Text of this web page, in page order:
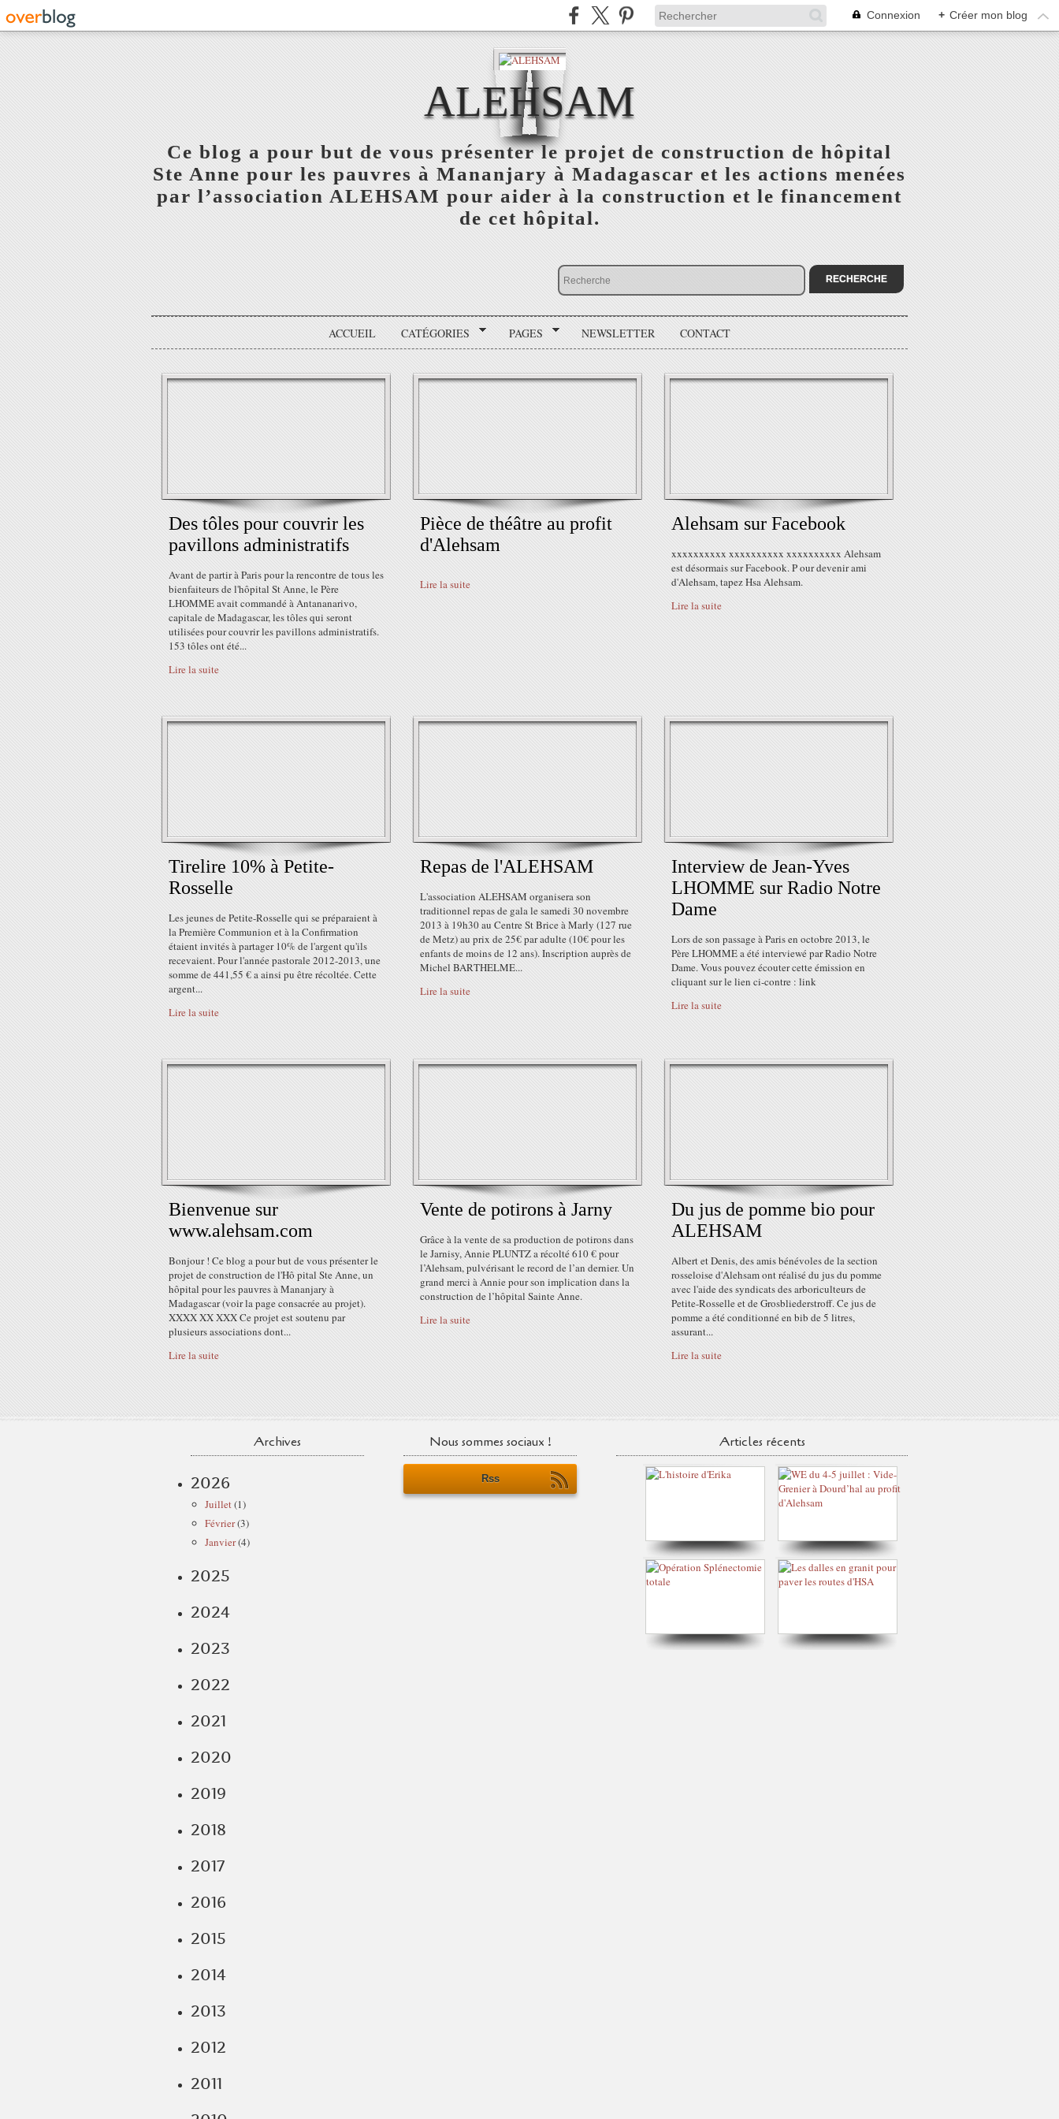
Connexion + Créer mon blog
ALEHSAM
Ce blog a pour but de vous présenter le projet de construction de hôpital
Ste Anne pour les pauvres à Mananjary à Madagascar et les actions menées
par l’association ALEHSAM pour aider à la construction et le financement
de cet hôpital.
ACCUEIL CATÉGORIES PAGES NEWSLETTER CONTACT
Des tôles pour couvrir les
pavillons administratifs
Avant de partir à Paris pour la rencontre de tous les
bienfaiteurs de l'hôpital St Anne, le Père
LHOMME avait commandé à Antananarivo,
capitale de Madagascar, les tôles qui seront
utilisées pour couvrir les pavillons administratifs.
153 tôles ont été...
Lire la suite
Pièce de théâtre au profit
d'Alehsam
Lire la suite
Alehsam sur Facebook
xxxxxxxxxx xxxxxxxxxx xxxxxxxxxx Alehsam
est désormais sur Facebook. P our devenir ami
d'Alehsam, tapez Hsa Alehsam.
Lire la suite
Tirelire 10% à Petite-
Rosselle
Les jeunes de Petite-Rosselle qui se préparaient à
la Première Communion et à la Confirmation
étaient invités à partager 10% de l'argent qu'ils
recevaient. Pour l'année pastorale 2012-2013, une
somme de 441,55 € a ainsi pu être récoltée. Cette
argent...
Lire la suite
Repas de l'ALEHSAM
L'association ALEHSAM organisera son
traditionnel repas de gala le samedi 30 novembre
2013 à 19h30 au Centre St Brice à Marly (127 rue
de Metz) au prix de 25€ par adulte (10€ pour les
enfants de moins de 12 ans). Inscription auprès de
Michel BARTHELME...
Lire la suite
Interview de Jean-Yves
LHOMME sur Radio Notre
Dame
Lors de son passage à Paris en octobre 2013, le
Père LHOMME a été interviewé par Radio Notre
Dame. Vous pouvez écouter cette émission en
cliquant sur le lien ci-contre : link
Lire la suite
Bienvenue sur
www.alehsam.com
Bonjour ! Ce blog a pour but de vous présenter le
projet de construction de l'Hô pital Ste Anne, un
hôpital pour les pauvres à Mananjary à
Madagascar (voir la page consacrée au projet).
XXXX XX XXX Ce projet est soutenu par
plusieurs associations dont...
Lire la suite
Vente de potirons à Jarny
Grâce à la vente de sa production de potirons dans
le Jarnisy, Annie PLUNTZ a récolté 610 € pour
l’Alehsam, pulvérisant le record de l’an dernier. Un
grand merci à Annie pour son implication dans la
construction de l’hôpital Sainte Anne.
Lire la suite
Du jus de pomme bio pour
ALEHSAM
Albert et Denis, des amis bénévoles de la section
rosseloise d'Alehsam ont réalisé du jus du pomme
avec l'aide des syndicats des arboriculteurs de
Petite-Rosselle et de Grosbliederstroff. Ce jus de
pomme a été conditionné en bib de 5 litres,
assurant...
Lire la suite
Archives
2026
Juillet(1)
Février(3)
Janvier(4)
2025
2024
2023
2022
2021
2020
2019
2018
2017
2016
2015
2014
2013
2012
2011
Nous sommes sociaux !
Rss
Articles récents